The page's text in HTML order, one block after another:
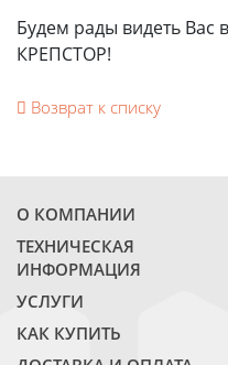
Будем рады видеть Вас
КРЕПСТОР!
Возврат к списку
О КОМПАНИИ
ТЕХНИЧЕСКАЯ
ИНФОРМАЦИЯ
УСЛУГИ
КАК КУПИТЬ